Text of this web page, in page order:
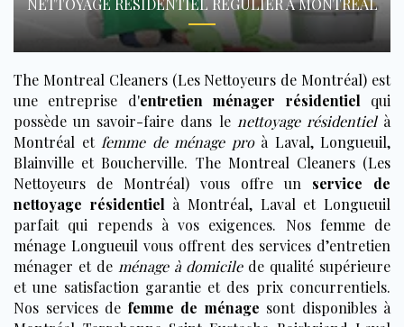
NETTOYAGE RÉSIDENTIEL REGULIER À MONTRÉAL
The Montreal Cleaners (Les Nettoyeurs de Montréal) est
une entreprise d'entretien ménager résidentielqui
possède un savoir-faire dans le nettoyage résidentielà
Montréal et femme de ménage proà Laval, Longueuil,
Blainville etBoucherville. The Montreal Cleaners (Les
Nettoyeurs de Montréal) vous offre un service de
nettoyage résidentielà Montréal, LavaletLongueuil
parfait qui repends à vos exigences. Nos femme de
ménage Longueuil vous offrent des services d’entretien
ménager et de ménage à domicilede qualité supérieure
et une satisfaction garantie et des prix concurrentiels.
Nos services de femme de ménage sont disponibles à